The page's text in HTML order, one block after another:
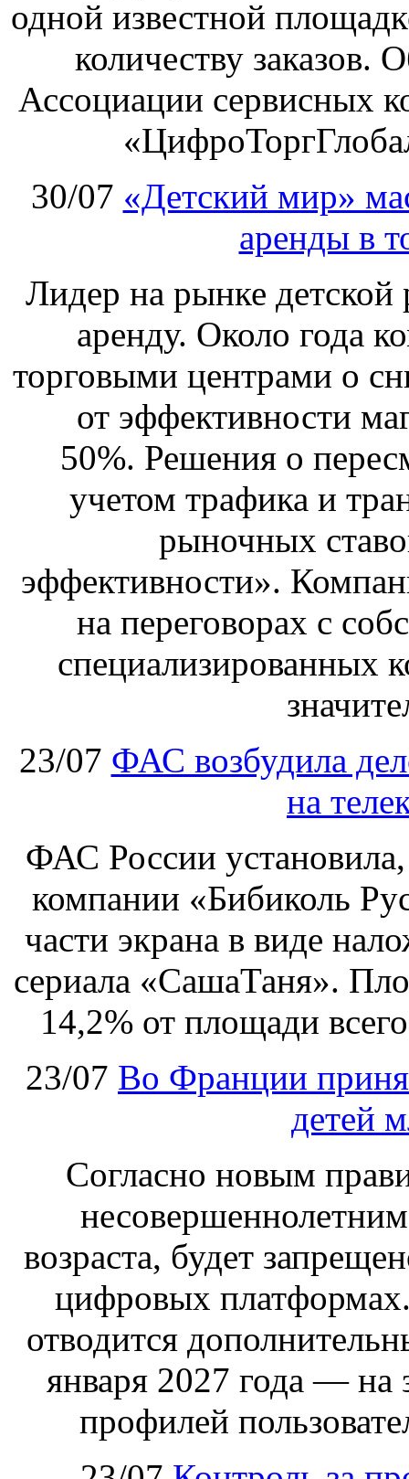
одной известной
количеству заказов.
Ассоциации сервисных
30/07 «Детский мир»
аренды в
Лидер на рынке детской
аренду. Около года
торговыми центрами о
от эффективности
50%. Решения о
учетом трафика и
рыночных
эффективности».
на переговорах с
специализированных
23/07 ФАС возбудила
на
ФАС России установила,
компании «Бибиколь
части экрана в виде
сериала «СашаТаня».
14,2% от площади
23/07 Во Франции
детей
Согласно новым
возраста, будет
цифровых
отводится
января 2027 года —
профилей